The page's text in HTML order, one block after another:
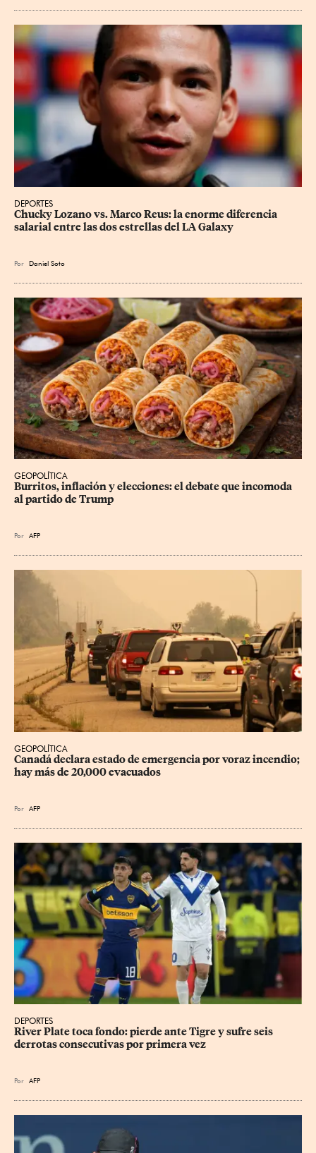
DEPORTES
Chucky Lozano vs. Marco Reus: la enorme diferencia
salarial entre las dos estrellas del LA Galaxy
Por Daniel Soto
GEOPOLÍTICA
Burritos, inflación y elecciones: el debate que incomoda
al partido de Trump
Por AFP
GEOPOLÍTICA
Canadá declara estado de emergencia por voraz incendio;
hay más de 20,000 evacuados
Por AFP
DEPORTES
River Plate toca fondo: pierde ante Tigre y sufre seis
derrotas consecutivas por primera vez
Por AFP